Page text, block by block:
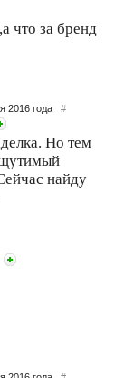
что за бренд
2016 года #
Но тем
найду